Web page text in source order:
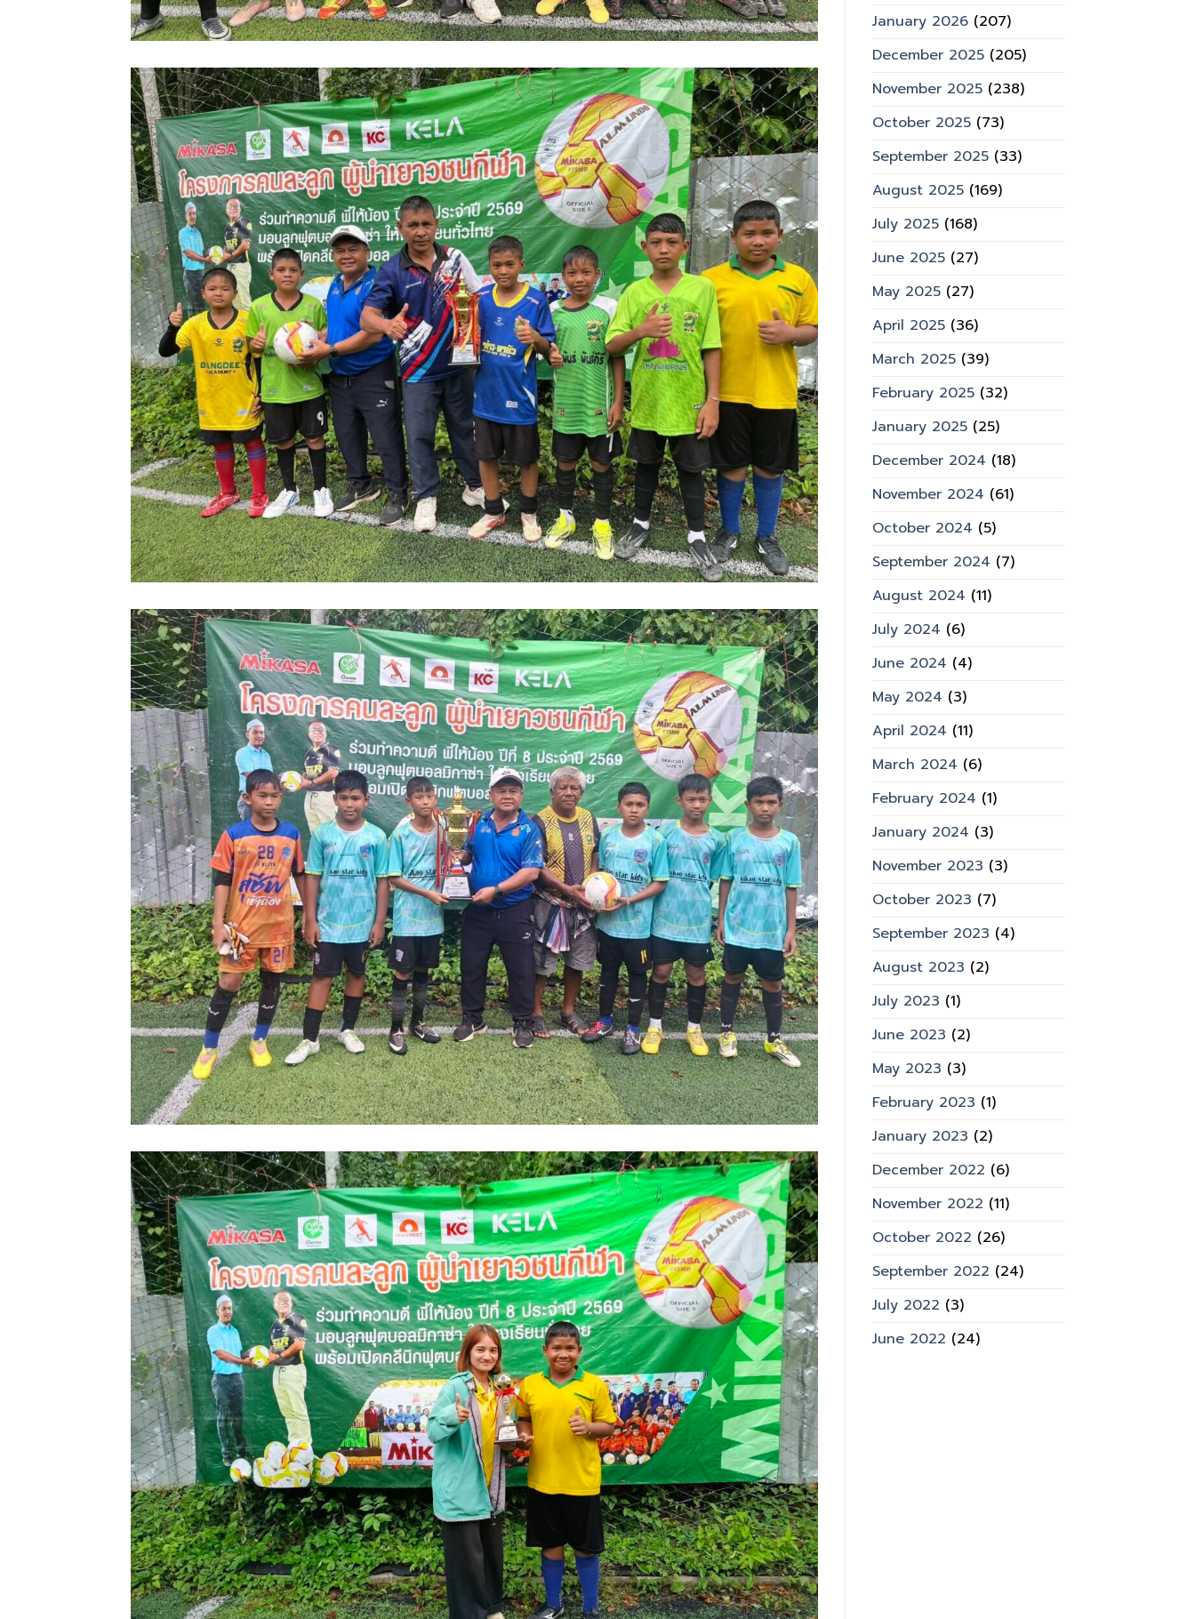
January 2026(207)
December 2025(205)
November 2025(238)
October 2025(73)
September 2025(33)
August 2025(169)
July 2025(168)
June 2025(27)
May 2025(27)
April 2025(36)
March 2025(39)
February 2025(32)
January 2025(25)
December 2024 (18)
November 2024 (61)
October 2024 (5)
September 2024 (7)
August 2024 (11)
July 2024 (6)
June 2024 (4)
May 2024 (3)
April 2024 (11)
March 2024 (6)
February 2024 (1)
January 2024 (3)
November 2023 (3)
October 2023 (7)
September 2023 (4)
August 2023 (2)
July 2023 (1)
June 2023 (2)
May 2023 (3)
February 2023 (1)
January 2023 (2)
December 2022 (6)
November 2022 (11)
October 2022 (26)
September 2022 (24)
July 2022 (3)
June 2022 (24)